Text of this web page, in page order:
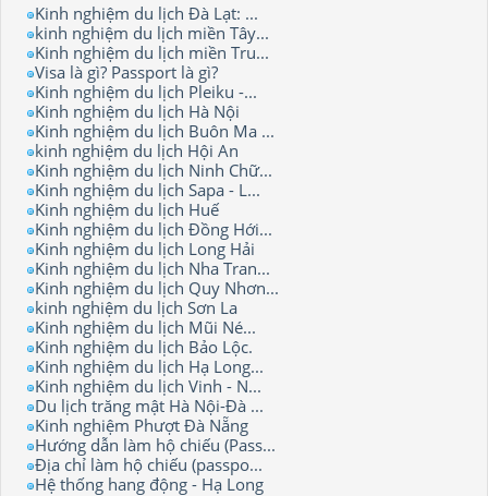
Kinh nghiệm du lịch Đà Lạt: ...
kinh nghiệm du lịch miền Tây...
Kinh nghiệm du lịch miền Tru...
Visa là gì? Passport là gì?
Kinh nghiệm du lịch Pleiku -...
Kinh nghiệm du lịch Hà Nội
Kinh nghiệm du lịch Buôn Ma ...
kinh nghiệm du lịch Hội An
Kinh nghiệm du lịch Ninh Chữ...
Kinh nghiệm du lịch Sapa - L...
Kinh nghiệm du lịch Huế
Kinh nghiệm du lịch Đồng Hới...
Kinh nghiệm du lịch Long Hải
Kinh nghiệm du lịch Nha Tran...
Kinh nghiệm du lịch Quy Nhơn...
kinh nghiệm du lịch Sơn La
Kinh nghiệm du lịch Mũi Né...
Kinh nghiệm du lịch Bảo Lộc.
Kinh nghiệm du lịch Hạ Long...
Kinh nghiệm du lịch Vinh - N...
Du lịch trăng mật Hà Nội-Đà ...
Kinh nghiệm Phượt Đà Nẵng
Hướng dẫn làm hộ chiếu (Pass...
Địa chỉ làm hộ chiếu (passpo...
Hệ thống hang động - Hạ Long